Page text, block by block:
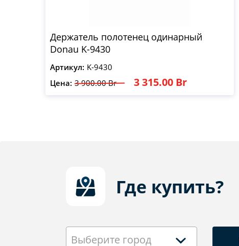
Держатель полотенец одинарный
Donau K-9430
Артикул: K-9430
Цена: 3 900.00 Br 3 315.00 Br
Где купить?
Выберите город